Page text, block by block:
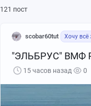
121 пост
scobar60tut Хочу всё
"ЭЛЬБРУС" ВМФ
15 часов назад 0